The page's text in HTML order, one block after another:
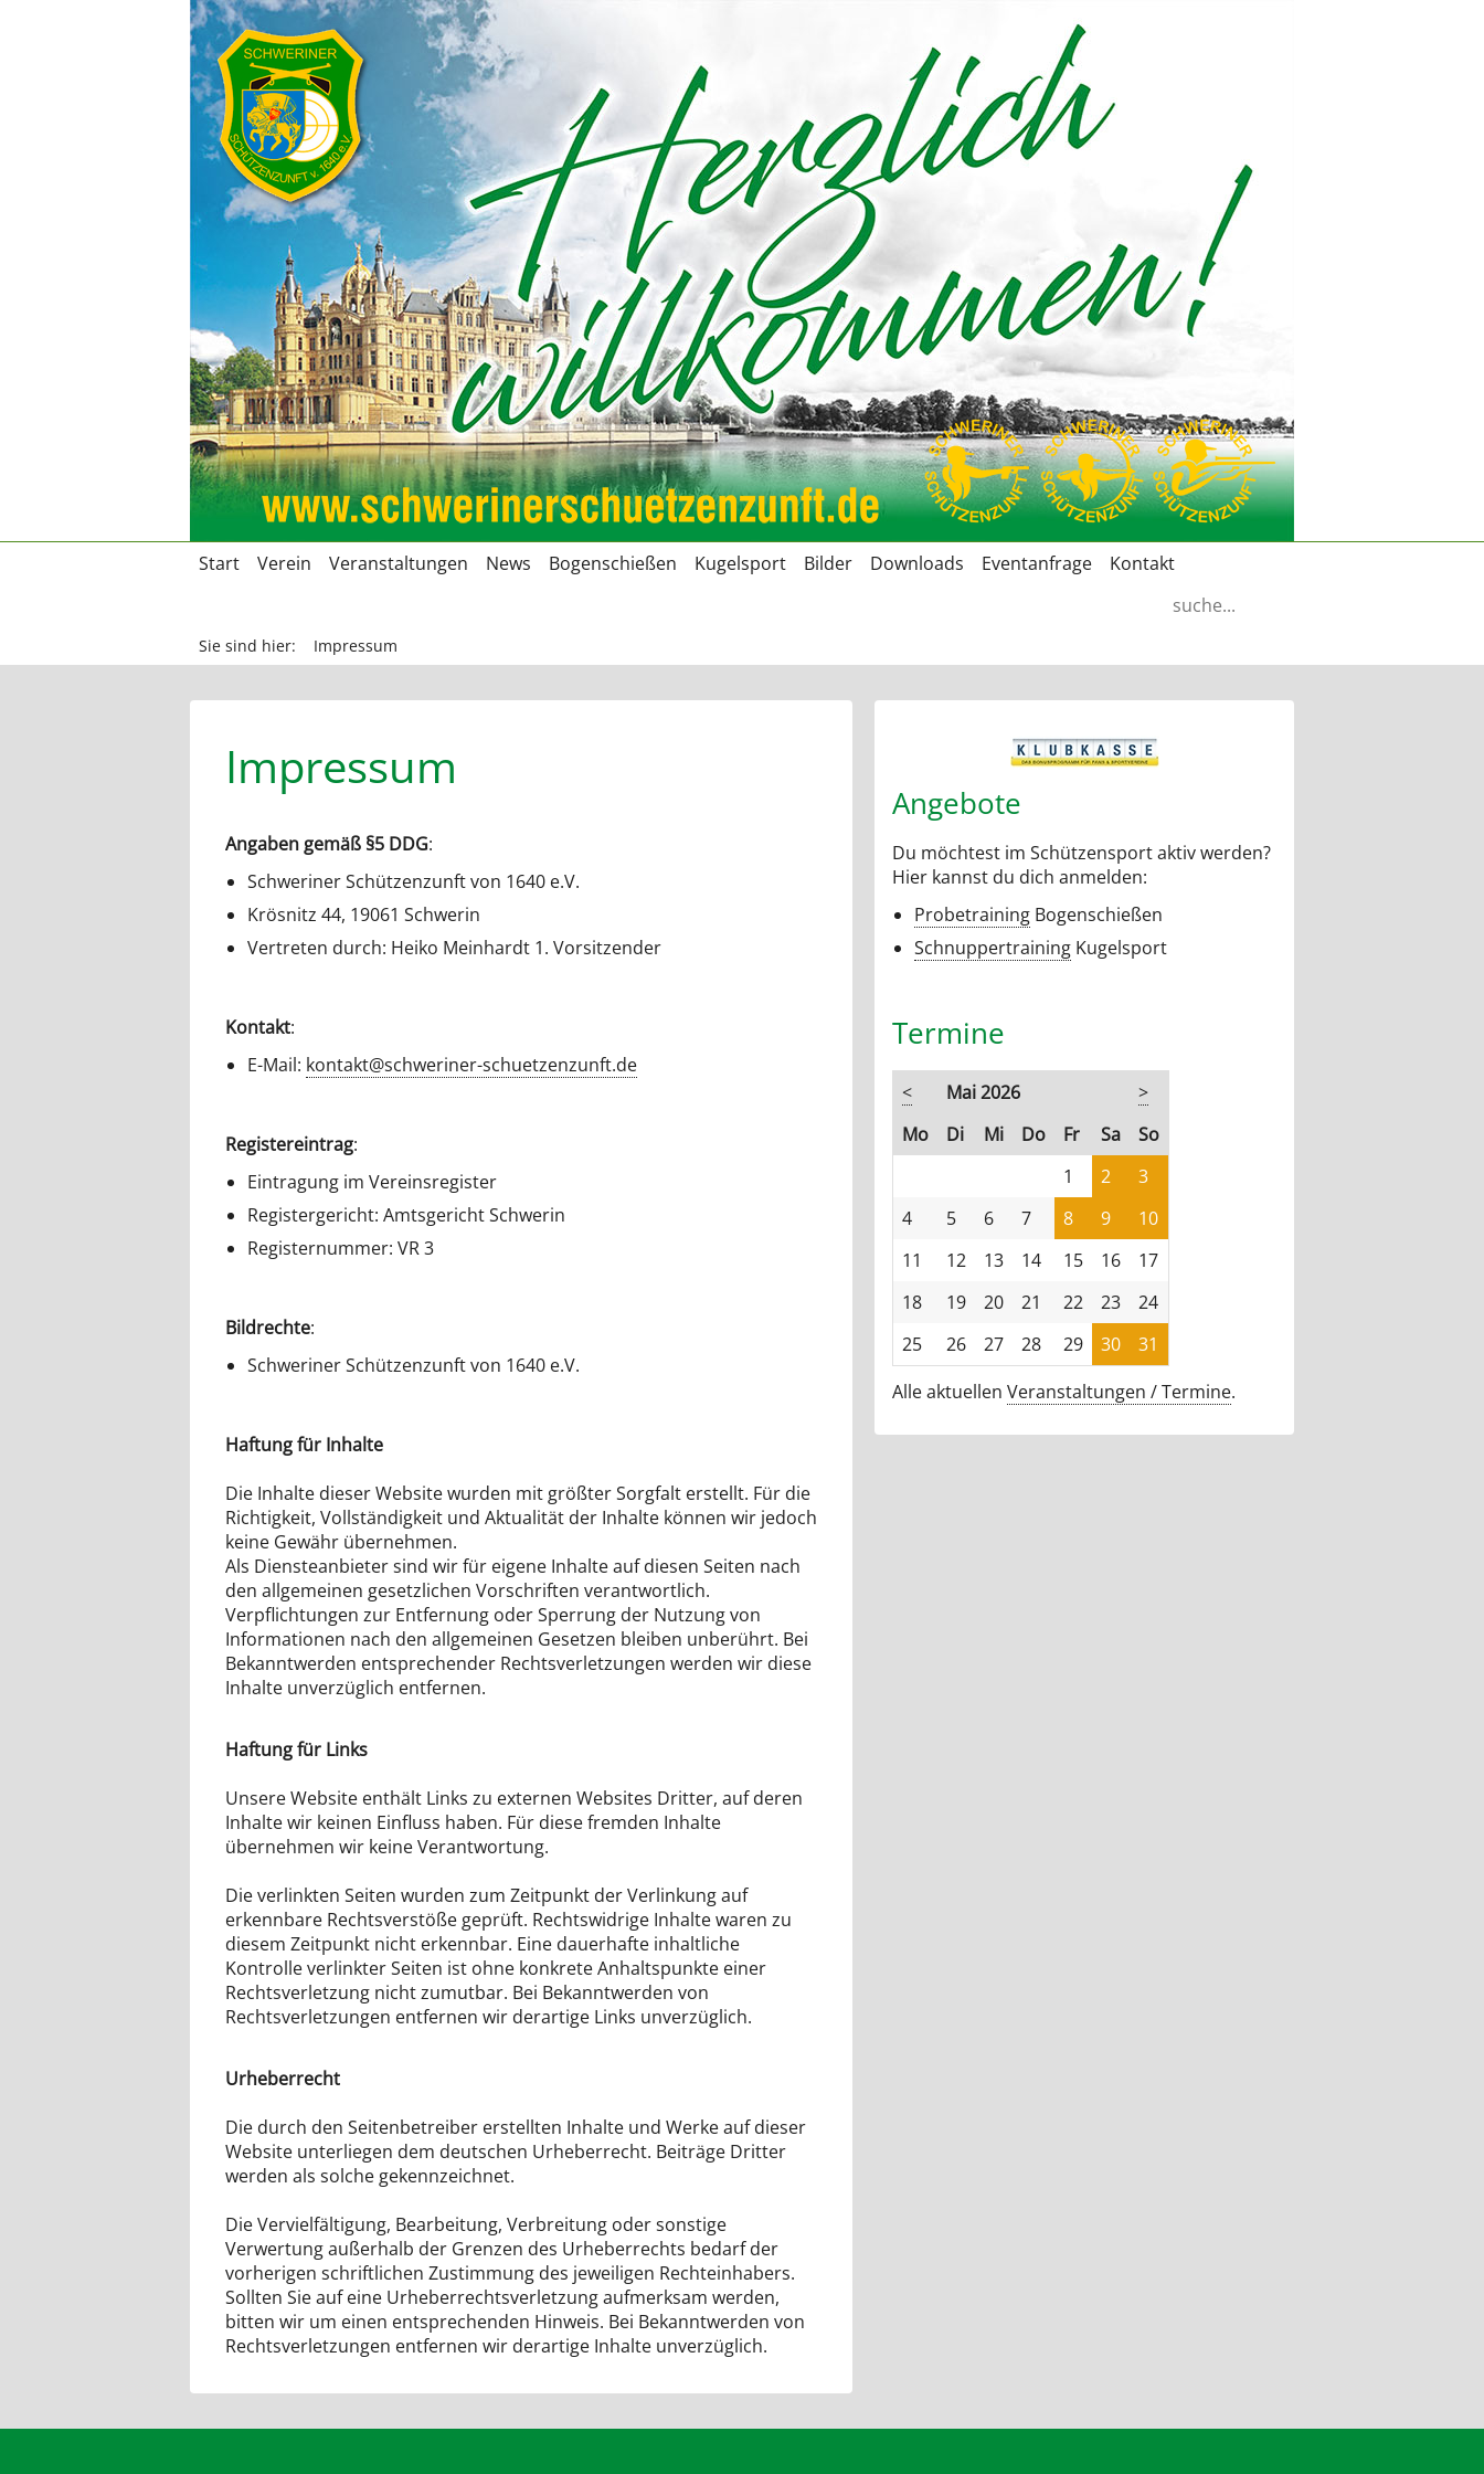
Navigation
überspringen
Start Verein Veranstaltungen News Bogenschießen Kugelsport Bilder Downloads Eventanfrage
Kontakt
Suchbegriffe
Sie sind hier: Impressum
Impressum
Angaben gemäß §5 DDG:
Schweriner Schützenzunft von 1640 e.V.
Krösnitz 44, 19061 Schwerin
Vertreten durch: Heiko Meinhardt 1. Vorsitzender
Kontakt:
E-Mail: kontakt@schweriner-schuetzenzunft.de
Registereintrag:
Eintragung im Vereinsregister
Registergericht: Amtsgericht Schwerin
Registernummer: VR 3
Bildrechte:
Schweriner Schützenzunft von 1640 e.V.
Haftung für Inhalte
Die Inhalte dieser Website wurden mit größter Sorgfalt erstellt. Für die
Richtigkeit, Vollständigkeit und Aktualität der Inhalte können wir jedoch
keine Gewähr übernehmen.
Als Diensteanbieter sind wir für eigene Inhalte auf diesen Seiten nach
den allgemeinen gesetzlichen Vorschriften verantwortlich.
Verpflichtungen zur Entfernung oder Sperrung der Nutzung von
Informationen nach den allgemeinen Gesetzen bleiben unberührt. Bei
Bekanntwerden entsprechender Rechtsverletzungen werden wir diese
Inhalte unverzüglich entfernen.
Haftung für Links
Unsere Website enthält Links zu externen Websites Dritter, auf deren
Inhalte wir keinen Einfluss haben. Für diese fremden Inhalte
übernehmen wir keine Verantwortung.
Die verlinkten Seiten wurden zum Zeitpunkt der Verlinkung auf
erkennbare Rechtsverstöße geprüft. Rechtswidrige Inhalte waren zu
diesem Zeitpunkt nicht erkennbar. Eine dauerhafte inhaltliche
Kontrolle verlinkter Seiten ist ohne konkrete Anhaltspunkte einer
Rechtsverletzung nicht zumutbar. Bei Bekanntwerden von
Rechtsverletzungen entfernen wir derartige Links unverzüglich.
Urheberrecht
Die durch den Seitenbetreiber erstellten Inhalte und Werke auf dieser
Website unterliegen dem deutschen Urheberrecht. Beiträge Dritter
werden als solche gekennzeichnet.
Die Vervielfältigung, Bearbeitung, Verbreitung oder sonstige
Verwertung außerhalb der Grenzen des Urheberrechts bedarf der
vorherigen schriftlichen Zustimmung des jeweiligen Rechteinhabers.
Sollten Sie auf eine Urheberrechtsverletzung aufmerksam werden,
bitten wir um einen entsprechenden Hinweis. Bei Bekanntwerden von
Rechtsverletzungen entfernen wir derartige Inhalte unverzüglich.
Angebote
Du möchtest im Schützensport aktiv werden?
Hier kannst du dich anmelden:
Probetraining Bogenschießen
Schnuppertraining Kugelsport
Termine
< Mai 2026
>
Montag
Dienstag
Mittwoch
Donnerstag
Freitag
Samstag
Sonntag
1
2
3
4
5 6 7 8 9
10
11
12 13 14 15 16
17
18
19 20 21 22 23
24
25
26 27 28 29 30
31
Alle aktuellen Veranstaltungen / Termine.